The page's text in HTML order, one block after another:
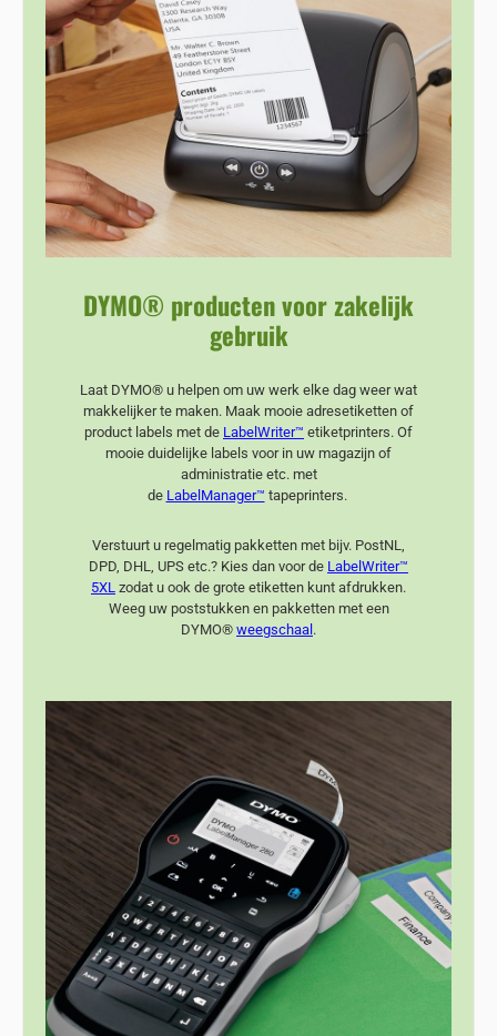
DYMO® producten voor zakelijk
gebruik
Laat DYMO® u helpen om uw werk elke dag weer wat
makkelijker te maken. Maak mooie adresetiketten of
product labels met de LabelWriter™ etiketprinters. Of
mooie duidelijke labels voor in uw magazijn of
administratie etc. met
de LabelManager™ tapeprinters.
Verstuurt u regelmatig pakketten met bijv. PostNL,
DPD, DHL, UPS etc.? Kies dan voor de LabelWriter™
5XL zodat u ook de grote etiketten kunt afdrukken.
Weeg uw poststukken en pakketten met een
DYMO® weegschaal.